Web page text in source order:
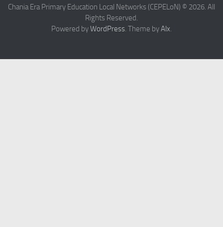
Chania Era Primary Education Local Networks (CEPELoN) © 2026. All
Rights Reserved.
Powered byWordPress. Theme byAlx.